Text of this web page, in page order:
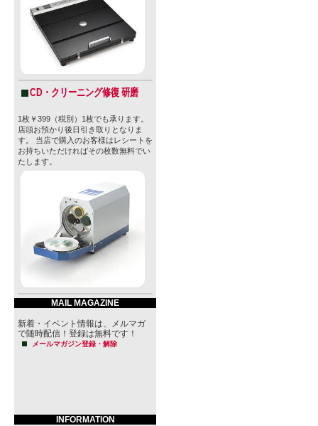
CD・クリーニング修復 研磨
1枚￥399（税別）1枚でも承ります。
店頭お預かり後日引き取りとなりま
す。 当店で購入のお客様はレシートを
お持ちいただければその枚数無料でい
たします。
MAIL MAGAZINE
新着・イベント情報は、メルマガ
で随時配信！登録は無料です！
メールマガジン登録・解除
INFORMATION